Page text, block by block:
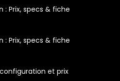
: Prix, specs & fiche
: Prix, specs & fiche
et prix